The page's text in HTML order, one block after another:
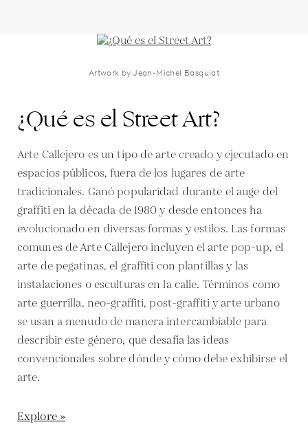
Artwork by Jean-Michel Basquiat
¿Qué es el Street Art?
Arte Callejero es un tipo de arte creado y ejecutado en
espacios públicos, fuera de los lugares de arte
tradicionales. Ganó popularidad durante el auge del
graffiti en la década de 1980 y desde entonces ha
evolucionado en diversas formas y estilos. Las formas
comunes de Arte Callejero incluyen el arte pop-up, el
arte de pegatinas, el graffiti con plantillas y las
instalaciones o esculturas en la calle. Términos como
arte guerrilla, neo-graffiti, post-graffiti y arte urbano
se usan a menudo de manera intercambiable para
describir este género, que desafía las ideas
convencionales sobre dónde y cómo debe exhibirse el
arte.
Explore »